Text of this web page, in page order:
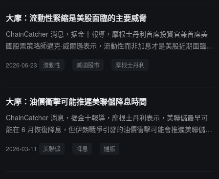
大摩：流動性緊縮是美股面臨的主要威脅
ChainCatcher 消息，据金十報導，摩根士丹利首席投資官兼首席美
國股票策略師邁克·威爾遜表示，流動性而非加息才是美股近期面臨的
回購規模也已縮減 50%。威爾遜預計，7 月份美國股市走勢將波動不
2026-06-23 流動性 美國股市 摩根士丹利
大摩：油價衝擊可能推遲美聯儲降息時間
ChainCatcher 消息，据金十報導，摩根士丹利表示，美聯儲最早可
能在 6 月恢復降息，但伊朗戰爭引發的油價衝擊可能會推遲美聯儲的
聯儲今年將兩次降息，分別在 6 月和 9 月，每次降息 25 個基點。不
2026-03-11 美聯儲 降息 通脹